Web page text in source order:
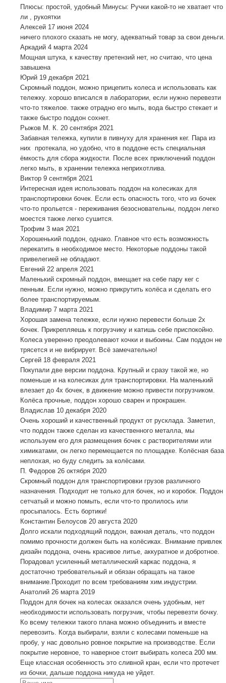
Плюсы: простой, удобный Минусы: Ручки какой-то не хватает что
ли , рукоятки
Алексей 17 июня 2024
ничего плохого сказать не могу, адекватный товар за свои деньги.
Аркадий 4 марта 2024
Мощная штука, к качеству претензий нет, но считаю, что цена
завышена
Юрий 19 декабря 2021
Скромный поддон, можно прицепить колеса и использовать как
тележку. хорошо вписался в лаборатории, если нужно перевезти
что-то тяжелое. также отрадно его мыть, вода быстро стекает и
также быстро поддон сохнет.
Рыжов М. К.
20 сентября 2021
Забавная тележка, купили в пивнуху для хранения кег. Пара из
них протекала, но удобно, что в поддоне есть специальная
ёмкость для сбора жидкости. После всех приключений поддон
легко мыть, в хранении тележка неприхотлива.
Виктор 9 сентября 2021
Интересная идея использовать поддон на колесиках для
транспортировки бочек. Если есть опасность того, что из бочек
что-то прольется - переживания безосновательны, поддон легко
моестся также легко сушится.
Трофим 3 мая 2021
Хорошенький поддон, однако. Главное что есть возможность
перекатить в необходимое место. Некоторые поддоны такой
привелегией не обладают.
Евгений 22 апреля 2021
Маленький скромный поддон, вмещает на себе пару кег с
пенным. Если нужно, можно прикрутить колёса и сделать его
более транспортируемым.
Владимир 7 марта 2021
Хорошая замена тележке, если нужно перевести больше 2х
бочек. Прикрепляешь к погрузчику и катишь себе приспокойно.
Колеса уверенно преодолевают кочки и выбоины. Сам поддон не
трясется и не вибрирует. Всё замечательно!
Сергей 18 февраля 2021
Покупали две версии поддона. Крупный и сразу такой же, но
поменьше и на колесиках для транспортировки. На маленький
влезает до 4х бочек, в движение можно привести погрузчиком.
Колёса прочные, поддон хорошо сварен и прокрашен.
Владислав 10 декабря 2020
Очень хороший и качественный продукт от русклада. Заметил,
что поддон также сделан из качественного металла, мы
используем его для размещения бочек с растворителями или
химикатами, он легко перемещается по площадке. Колёсная база
неплохая, но буду следить за колёсами.
П. Федоров 26 октября 2020
Скромный поддон для транспортировки грузов различного
назначения. Подходит не только для бочек, но и коробок. Поддон
сетчатый и можно помыть, если что-то пролилось или
просыпалось. Есть бортики!
Константин Белоусов 20 августа 2020
Долго искали подходящий поддон, важная деталь, что поддон
помимо прочности должен быть на колёсиках. Внимание привлек
дизайн поддона, очень красивое литье, аккуратное и добротное.
Порадовал усиленный металлический каркас поддона, я
достаточно требовательный и обязан обращать на такое
внимание.Проходит по всем требованиям хим.индустрии.
Анатолий 26 марта 2019
Поддон для бочек на колесах оказался очень удобным, нет
необходимости использовать погрузчик, чтобы перевезти бочку.
Ко всему тележки такого плана можно объединить и вместе
перевозить. Когда выбирали, взяли с колесами поменьше на
пробу, у нас довольно ровное покрытие на производстве. Если
покрытие неровное, то наверное стоит выбирать колеса 200 мм.
Еще классная особенность это сливной кран, если что протечет
из бочки, дальше поддона никуда не уйдет.